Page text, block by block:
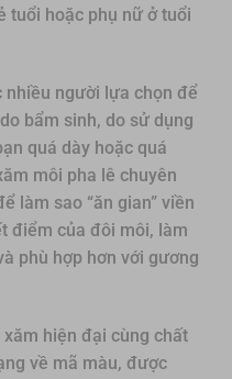
tuổi hoặc phụ nữ ở tuổi
người lựa chọn để
bẩm sinh, do sử dụng
quá dày hoặc quá
môi pha lê chuyên
làm sao “ăn gian” viền
điểm của đôi môi, làm
phù hợp hơn với gương
hiện đại cùng chất
về mã màu, được